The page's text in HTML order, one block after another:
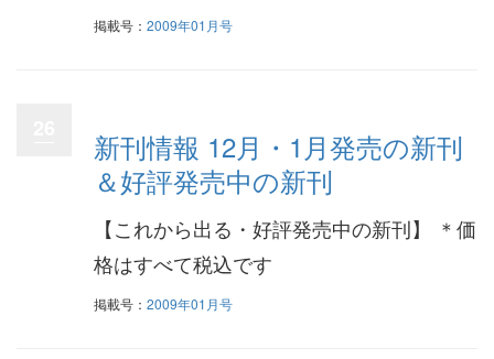
掲載号： 2009年01月号
新刊情報 12月・1月発売の新刊
＆好評発売中の新刊
【これから出る・好評発売中の新刊】 ＊価
格はすべて税込です
掲載号： 2009年01月号